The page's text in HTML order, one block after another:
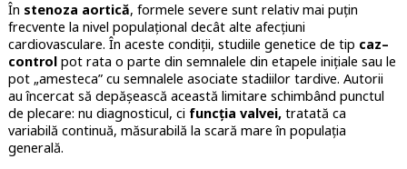
În stenoza aortică, formele severe sunt relativ mai puțin
frecvente la nivel populațional decât alte afecțiuni
cardiovasculare. În aceste condiții, studiile genetice de tip caz–
controlpot rata o parte din semnalele din etapele inițiale sau le
pot „amesteca” cu semnalele asociate stadiilor tardive. Autorii
au încercat să depășească această limitare schimbând punctul
de plecare: nu diagnosticul, ci funcția valvei,tratată ca
variabilă continuă, măsurabilă la scară mare în populația
generală.